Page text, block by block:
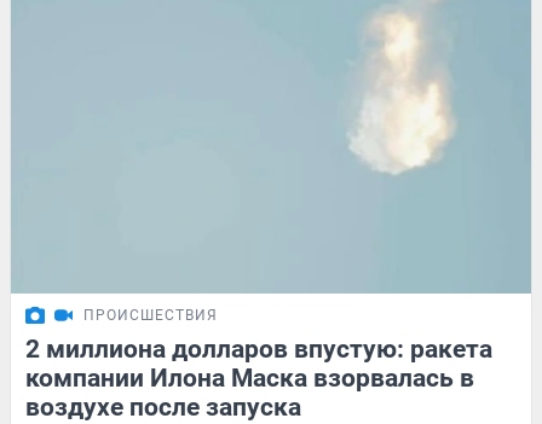
ПРОИСШЕСТВИЯ
2 миллиона долларов впустую: ракета
компании Илона Маска взорвалась в
воздухе после запуска